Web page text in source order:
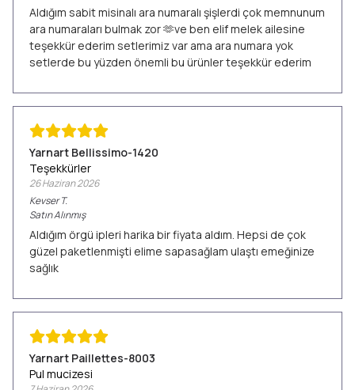
Aldığım sabit misinalı ara numaralı şişlerdi çok memnunum
ara numaraları bulmak zor 🫶ve ben elif melek ailesine
teşekkür ederim setlerimiz var ama ara numara yok
setlerde bu yüzden önemli bu ürünler teşekkür ederim
Yarnart Bellissimo-1420
Teşekkürler
26 Haziran 2026
Kevser T.
Satın Alınmış
Aldığım örgü ipleri harika bir fiyata aldım. Hepsi de çok
güzel paketlenmişti elime sapasağlam ulaştı emeğinize
sağlık
Yarnart Paillettes-8003
Pul mucizesi